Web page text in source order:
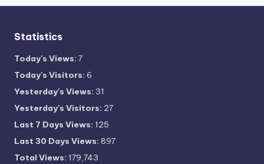
Statistics
Today's Views: 7
Today's Visitors: 6
Yesterday's Views: 31
Yesterday's Visitors: 27
Last 7 Days Views: 125
Last 30 Days Views: 897
Total Views: 179,743